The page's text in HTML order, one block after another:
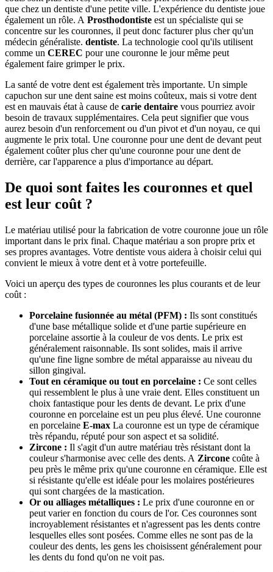
que chez un dentiste d'une petite ville. L'expérience du dentiste joue
également un rôle. A Prosthodontiste est un spécialiste qui se
concentre sur les couronnes, il peut donc facturer plus cher qu'un
médecin généraliste. dentiste. La technologie cool qu'ils utilisent
comme un CEREC pour une couronne le jour même peut
également faire grimper le prix.
La santé de votre dent est également très importante. Un simple
capuchon sur une dent saine est moins coûteux, mais si votre dent
est en mauvais état à cause de carie dentaire vous pourriez avoir
besoin de travaux supplémentaires. Cela peut signifier que vous
aurez besoin d'un renforcement ou d'un pivot et d'un noyau, ce qui
augmente le prix total. Une couronne pour une dent de devant peut
également coûter plus cher qu'une couronne pour une dent de
derrière, car l'apparence a plus d'importance au départ.
De quoi sont faites les couronnes et quel
est leur coût ?
Le matériau utilisé pour la fabrication de votre couronne joue un rôle
important dans le prix final. Chaque matériau a son propre prix et
ses propres avantages. Votre dentiste vous aidera à choisir celui qui
convient le mieux à votre dent et à votre portefeuille.
Voici un aperçu des types de couronnes les plus courants et de leur
coût :
Porcelaine fusionnée au métal (PFM) : Ils sont constitués
d'une base métallique solide et d'une partie supérieure en
porcelaine assortie à la couleur de vos dents. Le prix est
généralement raisonnable. Ils sont solides, mais il arrive
qu'une fine ligne sombre de métal apparaisse au niveau du
sillon gingival.
Tout en céramique ou tout en porcelaine : Ce sont celles
qui ressemblent le plus à une vraie dent. Elles constituent un
choix fantastique pour les dents de devant. Le prix d'une
couronne en porcelaine est un peu plus élevé. Une couronne
en porcelaine E-max La couronne est un type de céramique
très répandu, réputé pour son aspect et sa solidité.
Zircone : Il s'agit d'un autre matériau très résistant dont la
couleur s'harmonise avec celle des dents. A Zircone coûte à
peu près le même prix qu'une couronne en céramique. Elle est
si résistante qu'elle est idéale pour les molaires postérieures
qui sont chargées de la mastication.
Or ou alliages métalliques : Le prix d'une couronne en or
peut varier en fonction du cours de l'or. Ces couronnes sont
incroyablement résistantes et n'agressent pas les dents contre
lesquelles elles sont posées. Comme elles ne sont pas de la
couleur des dents, les gens les choisissent généralement pour
les dents du fond qu'on ne voit pas.